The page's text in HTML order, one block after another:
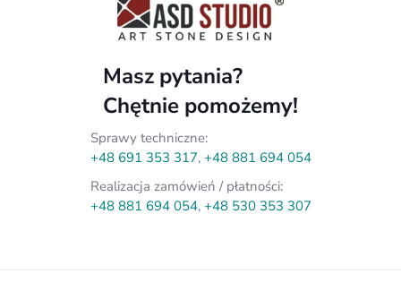
Masz pytania?
Chętnie pomożemy!
Sprawy techniczne:
+48 691 353 317, +48 881 694 054
Realizacja zamówień / płatności:
+48 881 694 054, +48 530 353 307